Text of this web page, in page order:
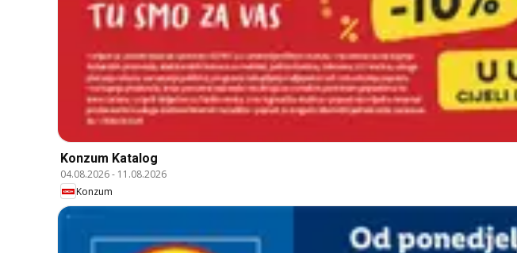
Konzum Katalog
04.08.2026- 11.08.2026
Konzum